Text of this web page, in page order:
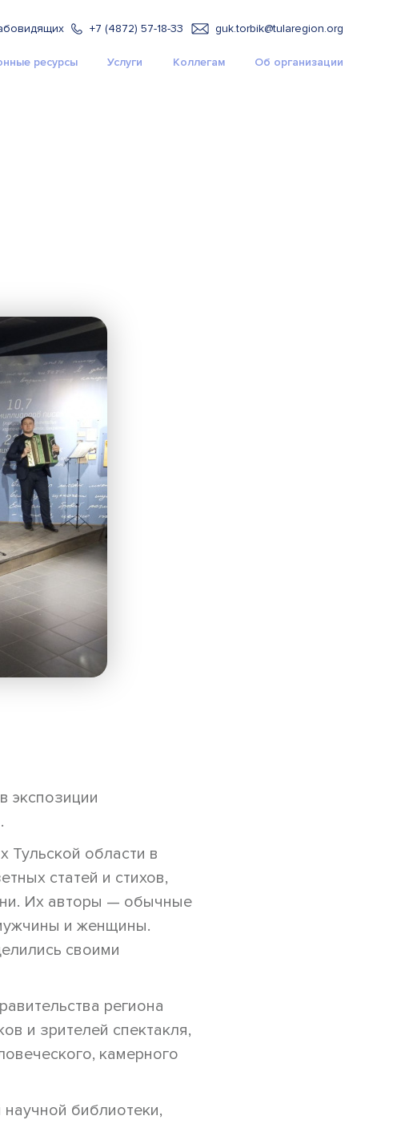
+7 (4872) 57-18-33 guk.torbik@tularegion.org
ресурсы Услуги Коллегам Об организации
экспозиции
Тульской области в
статей и стихов,
Их авторы — обычные
и женщины.
своими
региона
и зрителей спектакля,
камерного
научной библиотеки,